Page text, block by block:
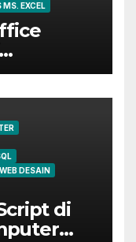
MS. EXCEL
WEB DESAIN
di